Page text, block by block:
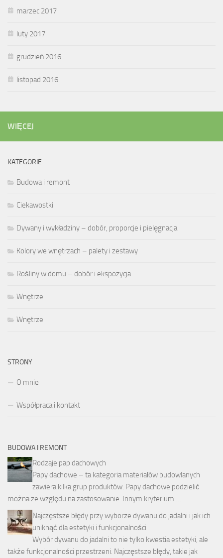
marzec 2017
luty 2017
grudzień 2016
listopad 2016
WIĘCEJ
KATEGORIE
Budowa i remont
Ciekawostki
Dywany i wykładziny – dobór, proporcje i pielęgnacja
Kolory we wnętrzach – palety i zestawy
Rośliny w domu – dobór i ekspozycja
Wnętrze
Wnętrze
STRONY
O mnie
Współpraca i kontakt
BUDOWA I REMONT
Rodzaje pap dachowych
Papy dachowe – ta kategoria materiałów budowlanych
zawiera kilka grup produktów. Papy dachowe podzielić
można ze względu na zastosowanie. Innym kryterium …
Najczęstsze błędy przy wyborze dywanu do jadalni i jak ich
uniknąć dla estetyki i funkcjonalności
Wybór dywanu do jadalni to nie tylko kwestia estetyki, ale
także funkcjonalności przestrzeni. Najczęstsze błędy, takie jak